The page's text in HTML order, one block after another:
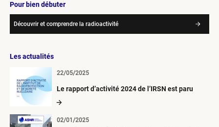
Pour bien débuter
Découvrir et comprendre la radioactivité
Les actualités
Le rapport d’activité 2024 de l’IRSN est paru
22/05/2025
02/01/2025